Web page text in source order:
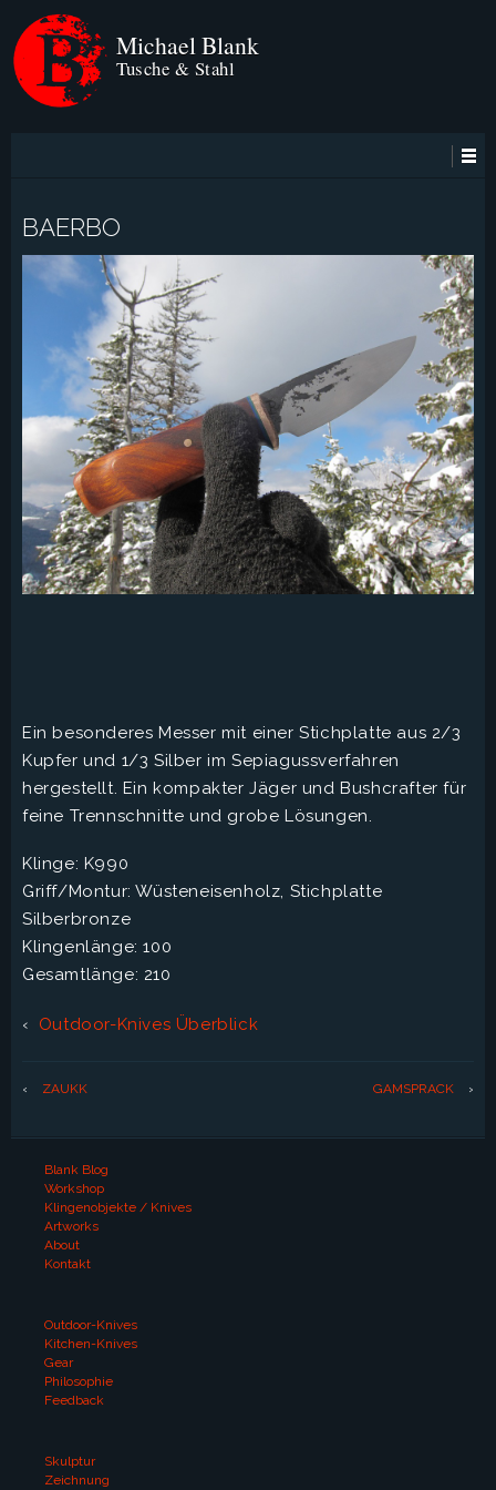
Michael Blank
Tusche & Stahl
BAERBO
Ein besonderes Messer mit einer Stichplatte aus 2/3
Kupfer und 1/3 Silber im Sepiagussverfahren
hergestellt. Ein kompakter Jäger und Bushcrafter für
feine Trennschnitte und grobe Lösungen.
Klinge: K990
Griff/Montur: Wüsteneisenholz, Stichplatte
Silberbronze
Klingenlänge: 100
Gesamtlänge: 210
‹ Outdoor-Knives Überblick
‹ ZAUKK GAMSPRACK ›
Blank Blog
Workshop
Klingenobjekte / Knives
Artworks
About
Kontakt
Outdoor-Knives
Kitchen-Knives
Gear
Philosophie
Feedback
Skulptur
Zeichnung